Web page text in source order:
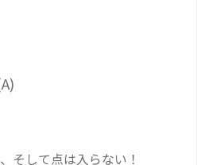
そして点は入らない！